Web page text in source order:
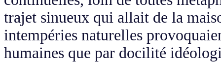
trajet sinueux qui allait de la
intempéries naturelles
humaines que par docilité